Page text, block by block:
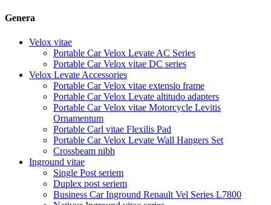
Genera
Velox vitae
Portable Car Velox Levate AC Series
Portable Car Velox vitae DC series
Velox Levate Accessories
Portable Car Velox vitae extensio frame
Portable Car Velox Levate altitudo adapters
Portable Car Velox vitae Motorcycle Levitis
Ornamentum
Portable Carl vitae Flexilis Pad
Portable Car Velox Levate Wall Hangers Set
Crossbeam nibh
Inground vitae
Single Post seriem
Duplex post seriem
Business Car Inground Renault Vel Series L7800